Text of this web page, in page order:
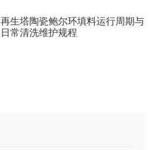
再生塔陶瓷鲍尔环填料运行周期与
日常清洗维护规程